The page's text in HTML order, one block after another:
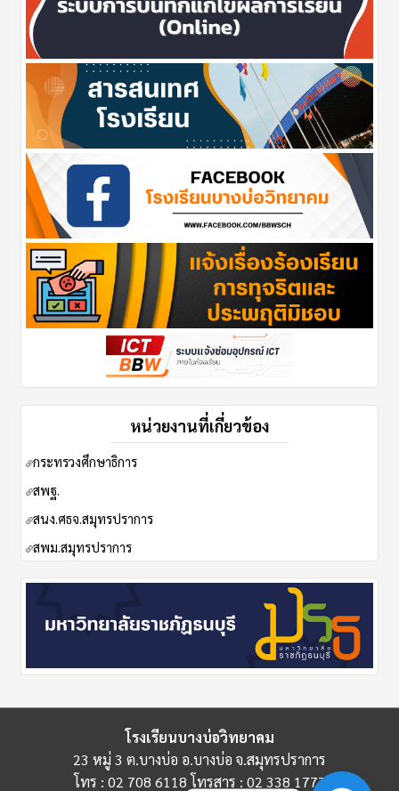
หน่วยงานที่เกี่ยวข้อง
กระทรวงศึกษาธิการ
สพฐ.
สนง.ศธจ.สมุทรปราการ
สพม.สมุทรปราการ
โรงเรียนบางบ่อวิทยาคม
23 หมู่ 3 ต.บางบ่อ อ.บางบ่อ จ.สมุทรปราการ
โทร : 02 708 6118 โทรสาร : 02 338 1777